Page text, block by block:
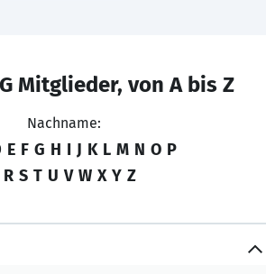
Mitglieder, von A bis Z
Nachname:
E F G H I J K L M N O P
R S T U V W X Y Z